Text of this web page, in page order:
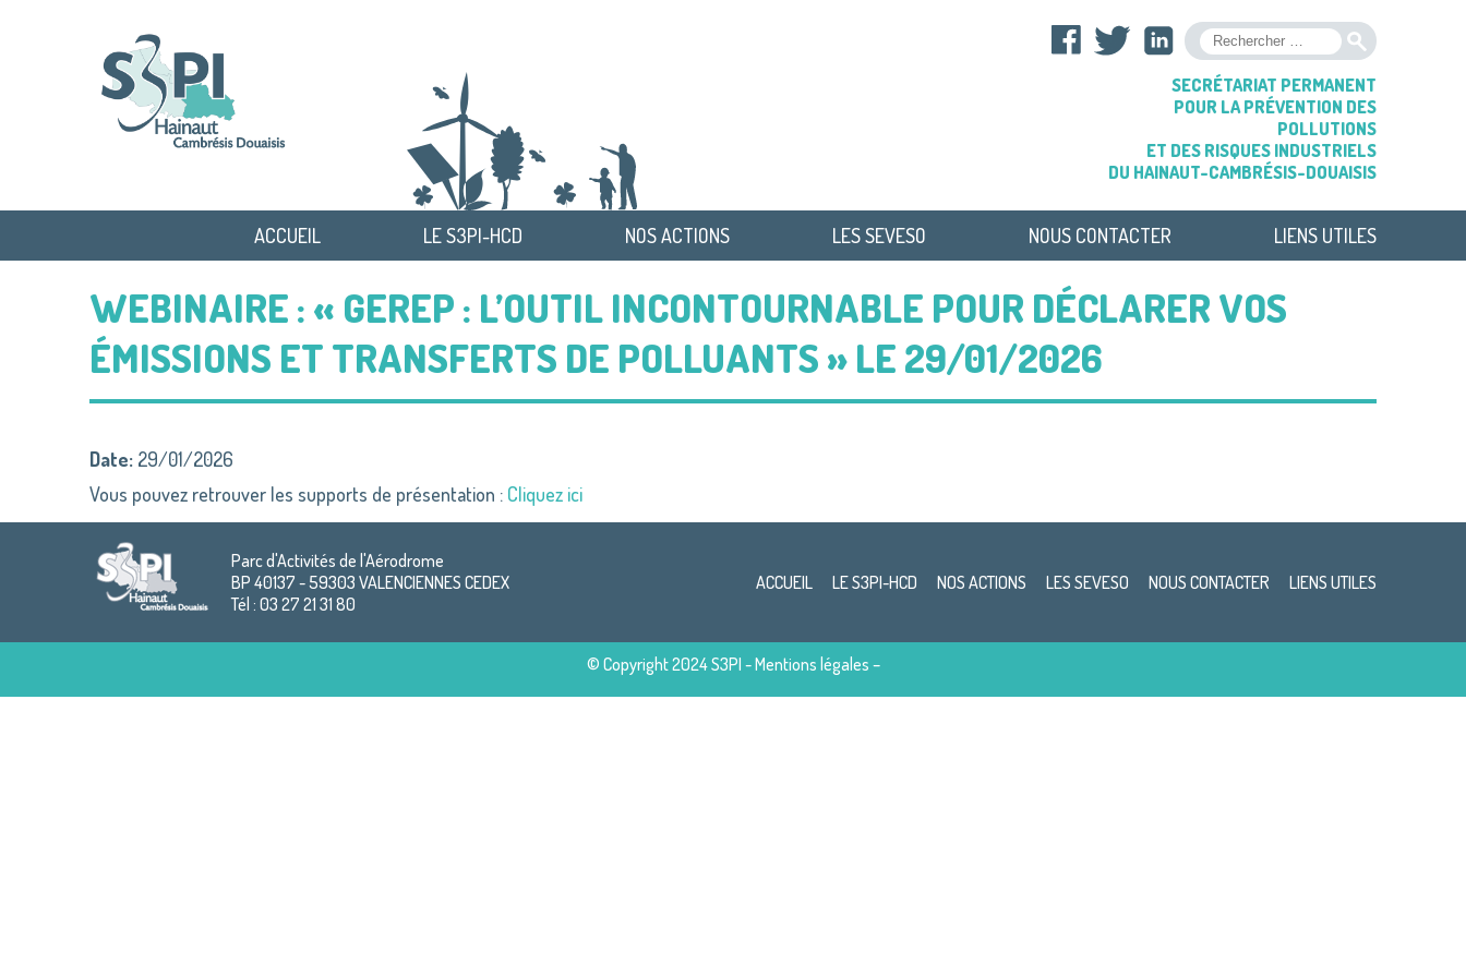
SECRÉTARIAT PERMANENT
POUR LA PRÉVENTION DES
POLLUTIONS
ET DES RISQUES INDUSTRIELS
DU HAINAUT-CAMBRÉSIS-DOUAISIS
ACCUEIL LE S3PI-HCD NOS ACTIONS LES SEVESO NOUS CONTACTER LIENS UTILES
WEBINAIRE : « GEREP : L’OUTIL INCONTOURNABLE POUR DÉCLARER VOS
ÉMISSIONS ET TRANSFERTS DE POLLUANTS » LE 29/01/2026
Date: 29/01/2026
Vous pouvez retrouver les supports de présentation : Cliquez ici
Parc d'Activités de l'Aérodrome
BP 40137 - 59303 VALENCIENNES CEDEX
Tél : 03 27 21 31 80
ACCUEIL LE S3PI-HCD NOS ACTIONS LES SEVESO NOUS CONTACTER LIENS UTILES
© Copyright 2024 S3PI -Mentions légales –